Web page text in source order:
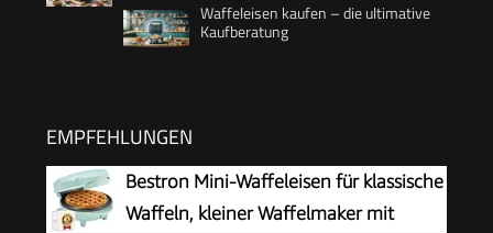
Waffeleisen kaufen – die ultimative
Kaufberatung
EMPFEHLUNGEN
Bestron Mini-Waffeleisen für klassische
Waffeln, kleiner Waffelmaker mit